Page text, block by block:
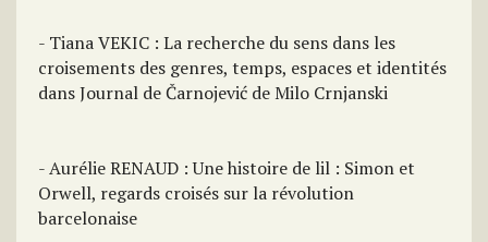
- Tiana VEKIC : La recherche du sens dans les
croisements des genres, temps, espaces et identités
dans Journal de Čarnojević de Milo Crnjanski
- Aurélie RENAUD : Une histoire de lil : Simon et
Orwell, regards croisés sur la révolution
barcelonaise